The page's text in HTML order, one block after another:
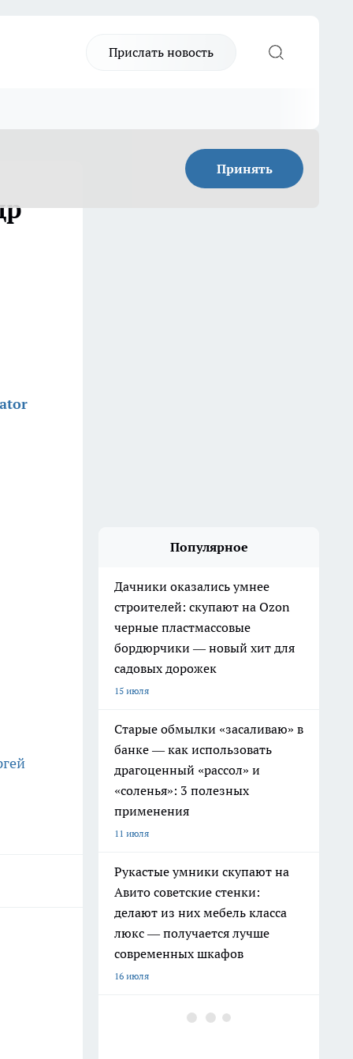
Прислать новость
Принять
Популярное
Дачники оказались умнее
строителей: скупают на Ozon
черные пластмассовые
бордюрчики — новый хит для
садовых дорожек
15 июля
Старые обмылки «засаливаю» в
банке — как использовать
драгоценный «рассол» и
«соленья»: 3 полезных
применения
11 июля
Рукастые умники скупают на
Авито советские стенки:
делают из них мебель класса
люкс — получается лучше
современных шкафов
16 июля
Дачники больше не